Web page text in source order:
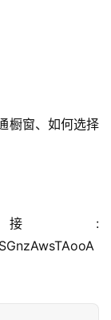
橱窗、如何选择
接: